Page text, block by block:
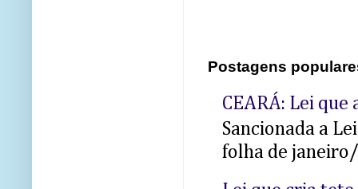
Postagens
CEARÁ: Lei
Sancionada a
folha de